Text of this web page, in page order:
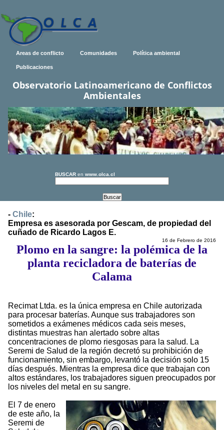
Areas de conflicto Comunidades Política ambiental
Publicaciones
Observatorio Latinoamericano de Conflictos
Ambientales
BUSCAR en www.olca.cl
- Chile:
Empresa es asesorada por Gescam, de propiedad del
cuñado de Ricardo Lagos E.
16 de Febrero de 2016
Plomo en la sangre: la polémica de la
planta recicladora de baterías de
Calama
Recimat Ltda. es la única empresa en Chile autorizada
para procesar baterías. Aunque sus trabajadores son
sometidos a exámenes médicos cada seis meses,
distintas muestras han alertado sobre altas
concentraciones de plomo riesgosas para la salud. La
Seremi de Salud de la región decretó su prohibición de
funcionamiento, sin embargo, levantó la decisión solo 15
días después. Mientras la empresa dice que trabajan con
altos estándares, los trabajadores siguen preocupados por
los niveles del metal en su sangre.
El 7 de enero
de este año, la
Seremi de